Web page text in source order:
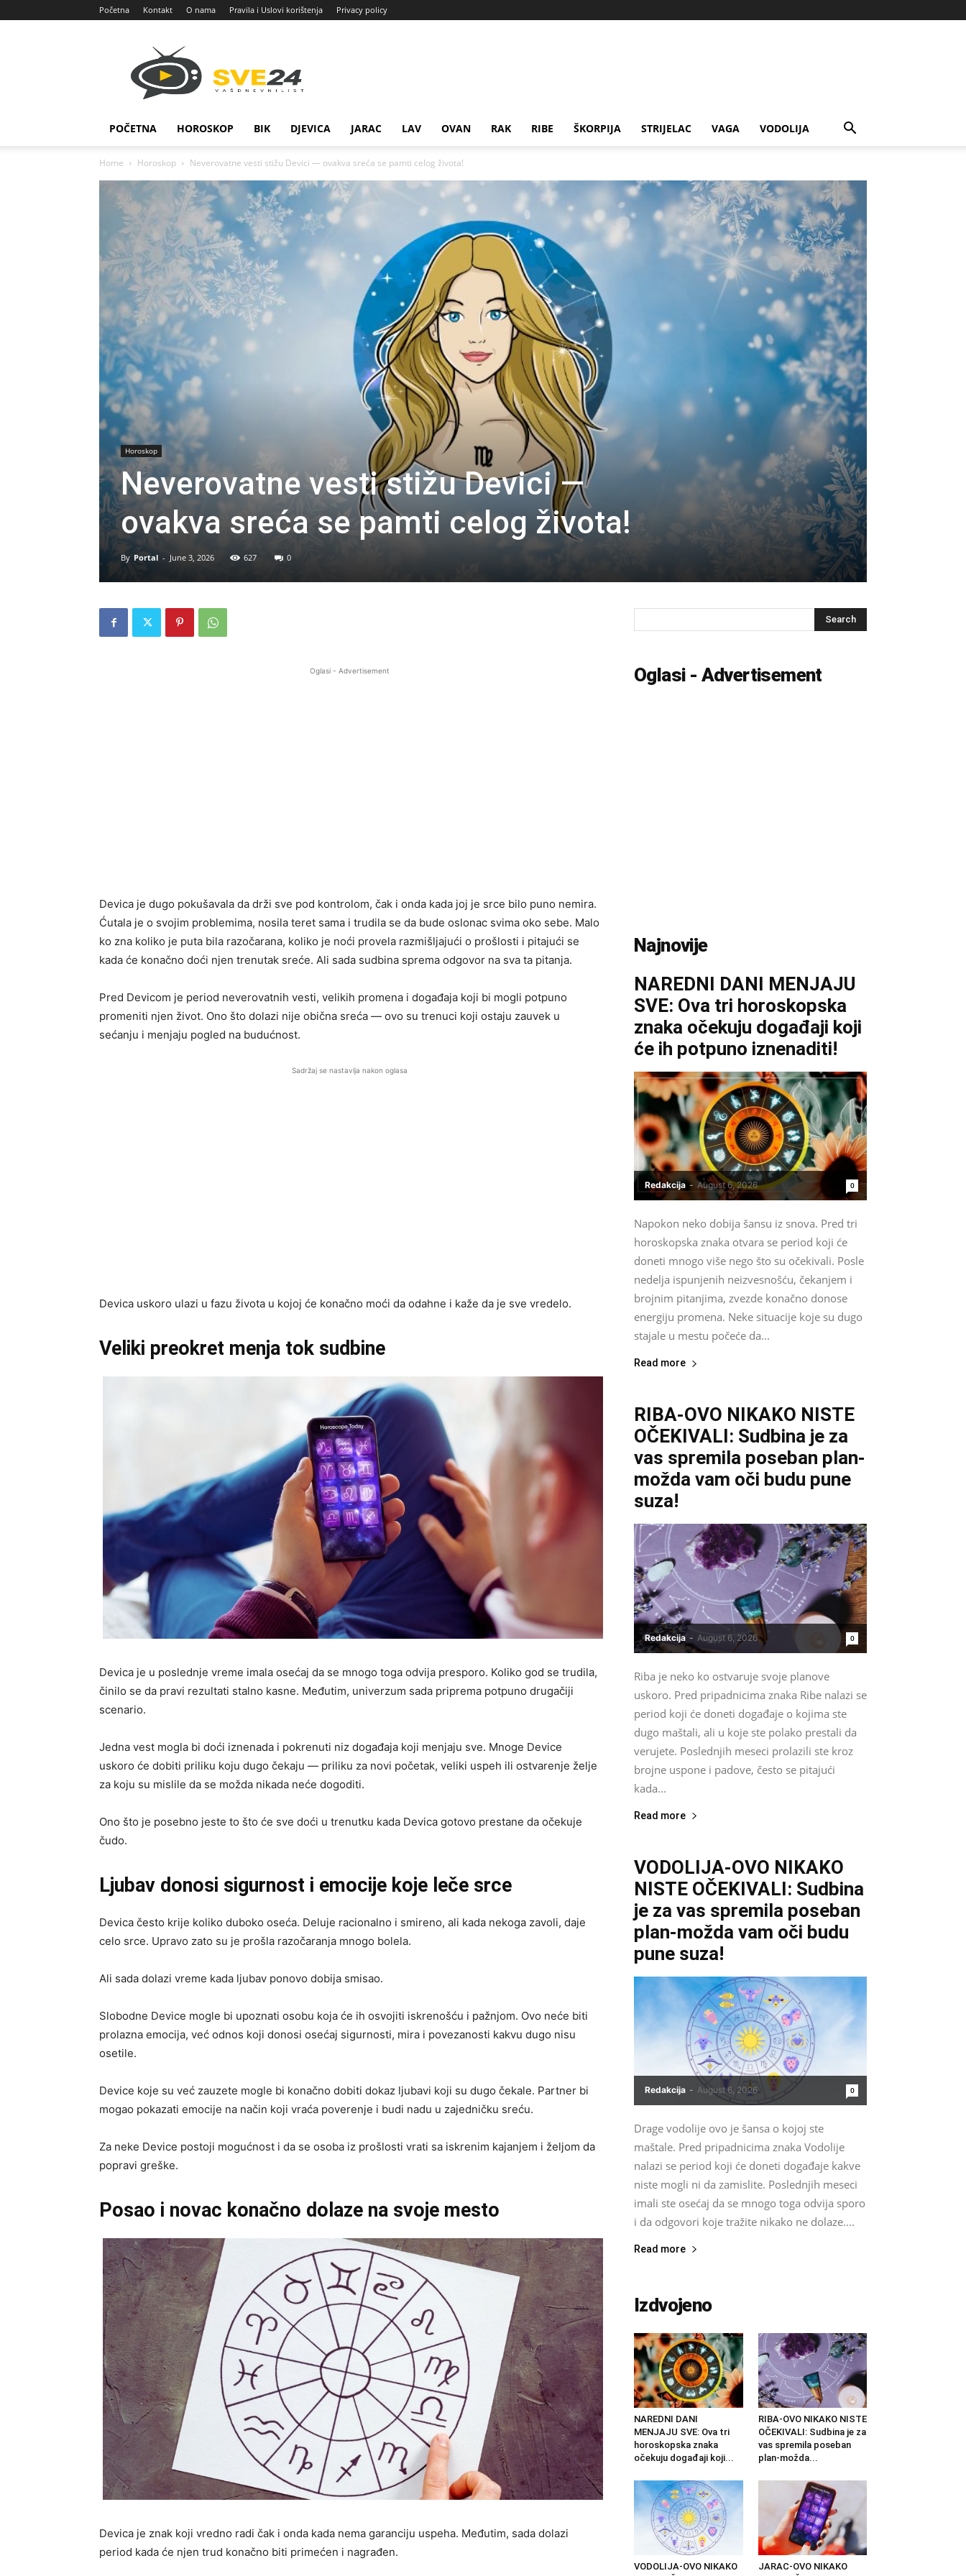
Početna Kontakt O nama Pravila i Uslovi korištenja Privacy policy
POČETNA HOROSKOP BIK DJEVICA JARAC LAV OVAN RAK RIBE ŠKORPIJA STRIJELAC VAGA VODOLIJA
Home Horoskop Neverovatne vesti stižu Devici — ovakva sreća se pamti celog života!
Horoskop
Neverovatne vesti stižu Devici —
ovakva sreća se pamti celog života!
By Portal - June 3, 2026 627 0
Oglasi - Advertisement
Devica je dugo pokušavala da drži sve pod kontrolom, čak i onda kada joj je srce bilo puno nemira.
Ćutala je o svojim problemima, nosila teret sama i trudila se da bude oslonac svima oko sebe. Malo
ko zna koliko je puta bila razočarana, koliko je noći provela razmišljajući o prošlosti i pitajući se
kada će konačno doći njen trenutak sreće. Ali sada sudbina sprema odgovor na sva ta pitanja.
Pred Devicom je period neverovatnih vesti, velikih promena i događaja koji bi mogli potpuno
promeniti njen život. Ono što dolazi nije obična sreća — ovo su trenuci koji ostaju zauvek u
sećanju i menjaju pogled na budućnost.
Sadržaj se nastavlja nakon oglasa
Devica uskoro ulazi u fazu života u kojoj će konačno moći da odahne i kaže da je sve vredelo.
Veliki preokret menja tok sudbine
Devica je u poslednje vreme imala osećaj da se mnogo toga odvija presporo. Koliko god se trudila,
činilo se da pravi rezultati stalno kasne. Međutim, univerzum sada priprema potpuno drugačiji
scenario.
Jedna vest mogla bi doći iznenada i pokrenuti niz događaja koji menjaju sve. Mnoge Device
uskoro će dobiti priliku koju dugo čekaju — priliku za novi početak, veliki uspeh ili ostvarenje želje
za koju su mislile da se možda nikada neće dogoditi.
Ono što je posebno jeste to što će sve doći u trenutku kada Devica gotovo prestane da očekuje
čudo.
Ljubav donosi sigurnost i emocije koje leče srce
Devica često krije koliko duboko oseća. Deluje racionalno i smireno, ali kada nekoga zavoli, daje
celo srce. Upravo zato su je prošla razočaranja mnogo bolela.
Ali sada dolazi vreme kada ljubav ponovo dobija smisao.
Slobodne Device mogle bi upoznati osobu koja će ih osvojiti iskrenošću i pažnjom. Ovo neće biti
prolazna emocija, već odnos koji donosi osećaj sigurnosti, mira i povezanosti kakvu dugo nisu
osetile.
Device koje su već zauzete mogle bi konačno dobiti dokaz ljubavi koji su dugo čekale. Partner bi
mogao pokazati emocije na način koji vraća poverenje i budi nadu u zajedničku sreću.
Za neke Device postoji mogućnost i da se osoba iz prošlosti vrati sa iskrenim kajanjem i željom da
popravi greške.
Posao i novac konačno dolaze na svoje mesto
Devica je znak koji vredno radi čak i onda kada nema garanciju uspeha. Međutim, sada dolazi
period kada će njen trud konačno biti primećen i nagrađen.
Oglasi - Advertisement
Najnovije
NAREDNI DANI MENJAJU
SVE: Ova tri horoskopska
znaka očekuju događaji koji
će ih potpuno iznenaditi!
Redakcija - August 6, 2026 0
Napokon neko dobija šansu iz snova. Pred tri
horoskopska znaka otvara se period koji će
doneti mnogo više nego što su očekivali. Posle
nedelja ispunjenih neizvesnošću, čekanjem i
brojnim pitanjima, zvezde konačno donose
energiju promena. Neke situacije koje su dugo
stajale u mestu počeće da...
Read more
RIBA-OVO NIKAKO NISTE
OČEKIVALI: Sudbina je za
vas spremila poseban plan-
možda vam oči budu pune
suza!
Redakcija - August 6, 2026 0
Riba je neko ko ostvaruje svoje planove
uskoro. Pred pripadnicima znaka Ribe nalazi se
period koji će doneti događaje o kojima ste
dugo maštali, ali u koje ste polako prestali da
verujete. Poslednjih meseci prolazili ste kroz
brojne uspone i padove, često se pitajući
kada...
Read more
VODOLIJA-OVO NIKAKO
NISTE OČEKIVALI: Sudbina
je za vas spremila poseban
plan-možda vam oči budu
pune suza!
Redakcija - August 6, 2026 0
Drage vodolije ovo je šansa o kojoj ste
maštale. Pred pripadnicima znaka Vodolije
nalazi se period koji će doneti događaje kakve
niste mogli ni da zamislite. Poslednjih meseci
imali ste osećaj da se mnogo toga odvija sporo
i da odgovori koje tražite nikako ne dolaze....
Read more
Izdvojeno
NAREDNI DANI
MENJAJU SVE: Ova tri
horoskopska znaka
očekuju događaji koji...
RIBA-OVO NIKAKO NISTE
OČEKIVALI: Sudbina je za
vas spremila poseban
plan-možda...
VODOLIJA-OVO NIKAKO
JARAC-OVO NIKAKO